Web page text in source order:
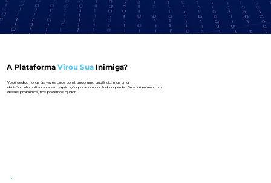
A PlataformaVirou Sua Inimiga?
Você dedica horas às vezes anos construindo uma audiência, mas uma
decisão automatizada e sem explicação pode colocar tudo a perder. Se você enfrenta um
desses problemas, nós podemos ajudar